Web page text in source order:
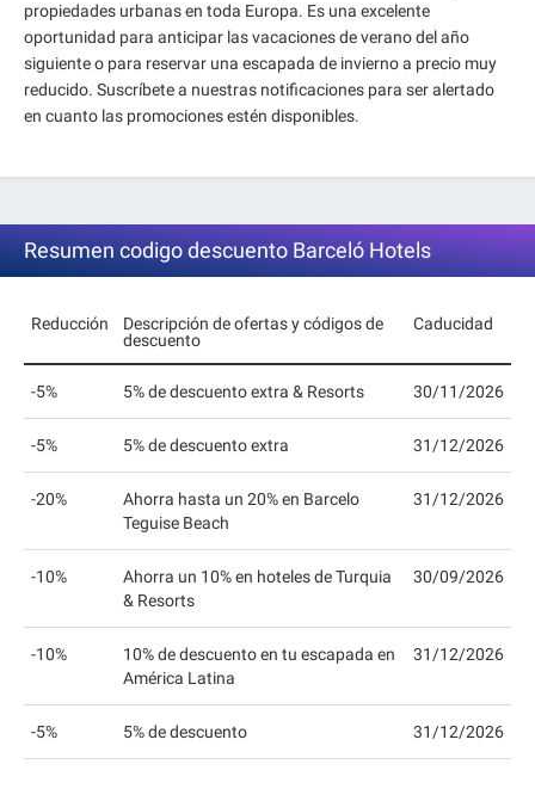
propiedades urbanas en toda Europa. Es una excelente
oportunidad para anticipar las vacaciones de verano del año
siguiente o para reservar una escapada de invierno a precio muy
reducido. Suscríbete a nuestras notificaciones para ser alertado
en cuanto las promociones estén disponibles.
Resumen codigo descuento Barceló Hotels
Reducción
Descripción de ofertas y códigos de
descuento
Caducidad
-5% 5% de descuento extra & Resorts 30/11/2026
-5% 5% de descuento extra 31/12/2026
-20%
Ahorra hasta un 20% en Barcelo
Teguise Beach
31/12/2026
-10%
Ahorra un 10% en hoteles de Turquia
& Resorts
30/09/2026
-10%
10% de descuento en tu escapada en
América Latina
31/12/2026
-5% 5% de descuento 31/12/2026